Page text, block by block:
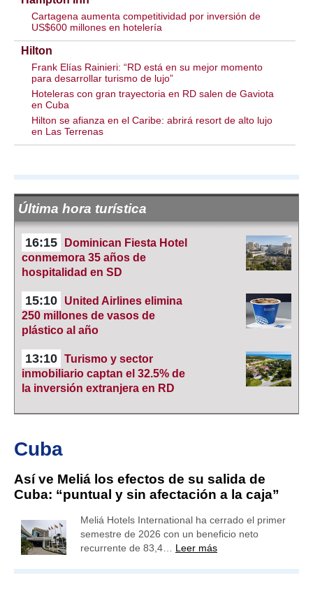
Cartagena aumenta competitividad por inversión de
US$600 millones en hotelería
Hilton
Frank Elías Rainieri: “RD está en su mejor momento
para desarrollar turismo de lujo”
Hoteleras con gran trayectoria en RD salen de Gaviota
en Cuba
Hilton se afianza en el Caribe: abrirá resort de alto lujo
en Las Terrenas
Última hora turística
16:15
Dominican Fiesta Hotel
conmemora 35 años de
hospitalidad en SD
15:10
United Airlines elimina
250 millones de vasos de
plástico al año
13:10 Turismo y sector
inmobiliario captan el 32.5% de
la inversión extranjera en RD
Cuba
Así ve Meliá los efectos de su salida de
Cuba: “puntual y sin afectación a la caja”
Meliá Hotels International ha cerrado el primer
semestre de 2026 con un beneficio neto
recurrente de 83,4… Leer más